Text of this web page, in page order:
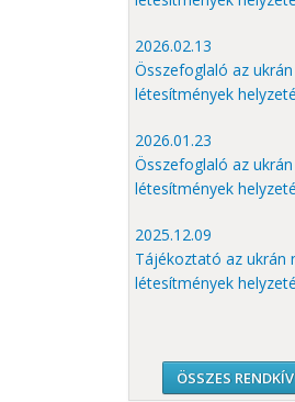
2026.02.13
Összefoglaló az
létesítmények
2026.01.23
Összefoglaló az
létesítmények
2025.12.09
Tájékoztató az ukrán
létesítmények
ÖSSZES